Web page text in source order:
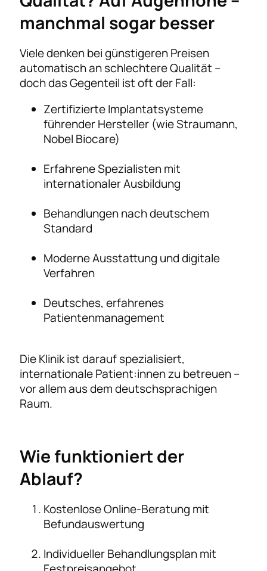
manchmal sogar besser
Viele denken bei günstigeren Preisen
automatisch an schlechtere Qualität –
doch das Gegenteil ist oft der Fall:
Zertifizierte Implantatsysteme
führender Hersteller (wie Straumann,
Nobel Biocare)
Erfahrene Spezialisten mit
internationaler Ausbildung
Behandlungen nach deutschem
Standard
Moderne Ausstattung und digitale
Verfahren
Deutsches, erfahrenes
Patientenmanagement
Die Klinik ist darauf spezialisiert,
internationale Patient:innen zu betreuen –
vor allem aus dem deutschsprachigen
Raum.
Wie funktioniert der
Ablauf?
Kostenlose Online-Beratung mit
Befundauswertung
Individueller Behandlungsplan mit